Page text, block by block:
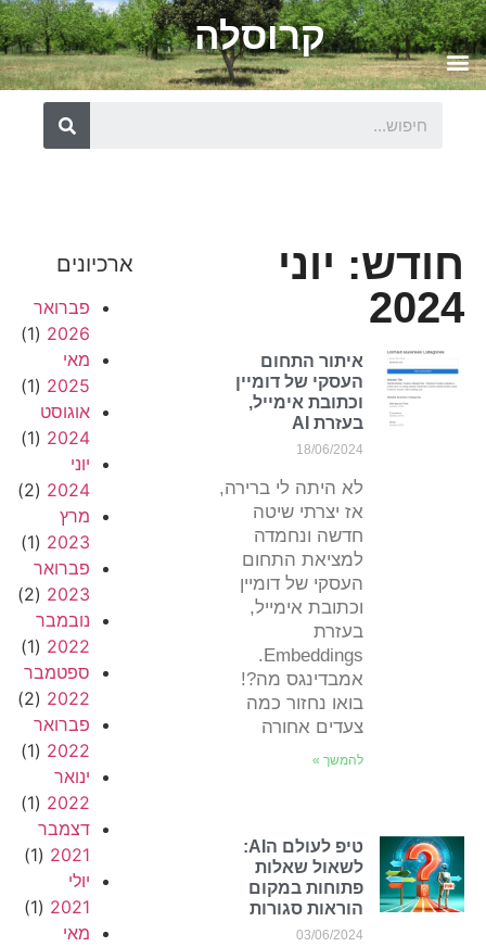
קרוסלה
חודש: יוני
2024
איתור התחום
העסקי של דומיין
וכתובת אימייל,
בעזרת AI
18/06/2024
לא היתה לי ברירה,
אז יצרתי שיטה
חדשה ונחמדה
למציאת התחום
העסקי של דומיין
וכתובת אימייל,
בעזרת
Embeddings.
אמבדינגס מה?!
בואו נחזור כמה
צעדים אחורה
להמשך »
טיפ לעולם הAI:
לשאול שאלות
פתוחות במקום
הוראות סגורות
03/06/2024
ארכיונים
פברואר
2026
(1)
מאי
2025
(1)
אוגוסט
2024
(1)
יוני
2024
(2)
מרץ
2023
(1)
פברואר
2023
(2)
נובמבר
2022
(1)
ספטמבר
2022
(2)
פברואר
2022
(1)
ינואר
2022
(1)
דצמבר
2021
(1)
יולי
2021
(1)
מאי